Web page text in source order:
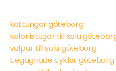
kattungar göteborg
kolonistugor till salu
valpar till salu göteborg
begagnade cyklar göteborg